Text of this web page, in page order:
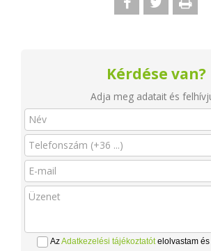
Kérdése van?
Adja meg adatait és
AzAdatkezelési tájékoztatótelolvastam és